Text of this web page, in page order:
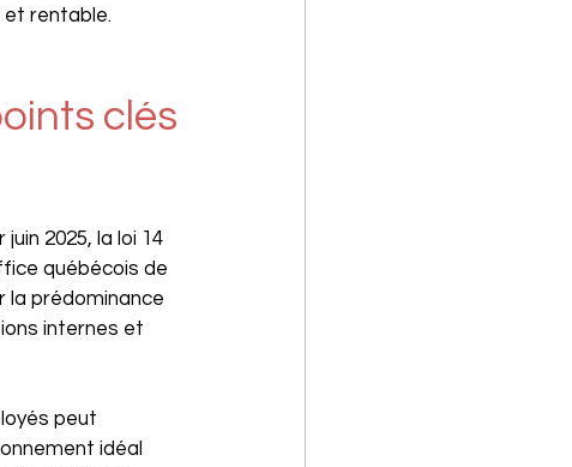
et rentable.
clés
2025, la loi 14
québécois de
la prédominance
internes et
peut
idéal